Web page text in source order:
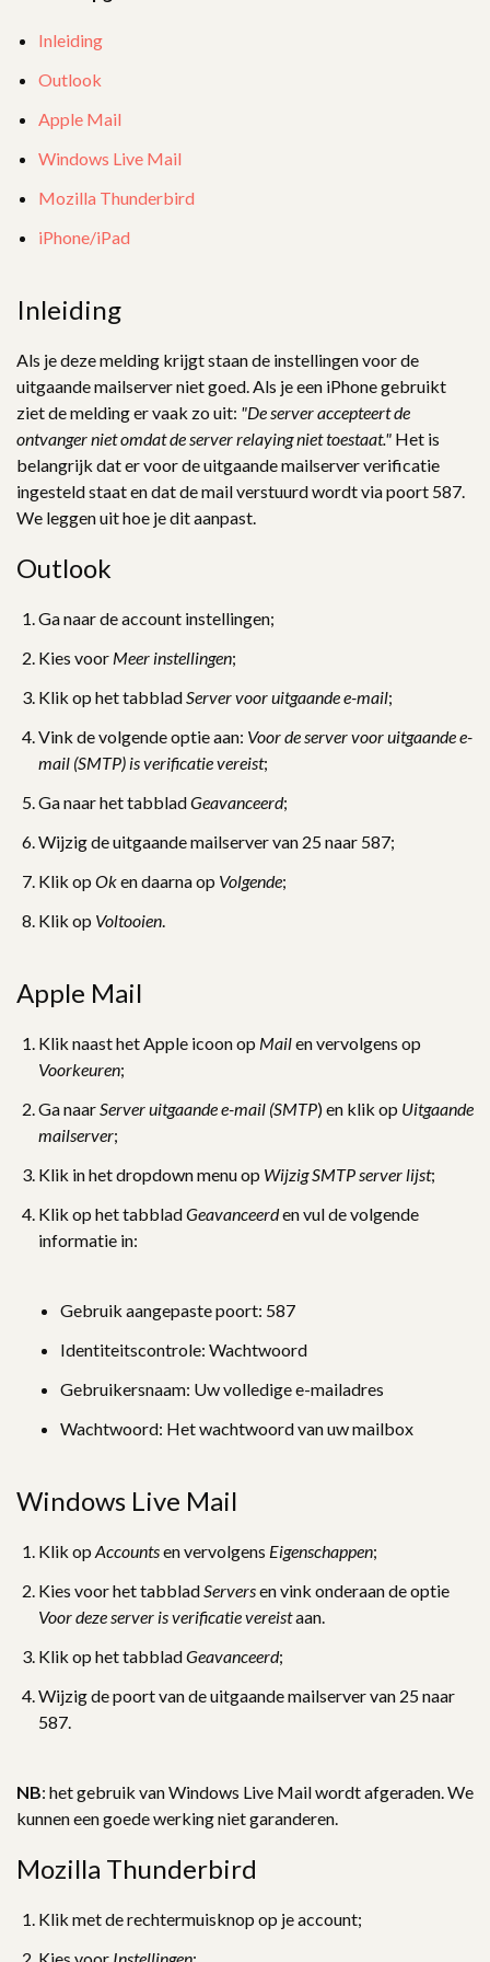
Inleiding
Outlook
Apple Mail
Windows Live Mail
Mozilla Thunderbird
iPhone/iPad
Inleiding
Als je deze melding krijgt staan de instellingen voor de
uitgaande mailserver niet goed. Als je een iPhone gebruikt
ziet de melding er vaak zo uit: "De server accepteert de
ontvanger niet omdat de server relaying niet toestaat." Het is
belangrijk dat er voor de uitgaande mailserver verificatie
ingesteld staat en dat de mail verstuurd wordt via poort 587.
We leggen uit hoe je dit aanpast.
Outlook
Ga naar de account instellingen;
Kies voor Meer instellingen;
Klik op het tabbladServer voor uitgaande e-mail;
Vink de volgende optie aan: Voor de server voor uitgaande e-
mail (SMTP) is verificatie vereist;
Ga naar het tabbladGeavanceerd;
Wijzig de uitgaande mailserver van 25 naar 587;
Klik op Oken daarna op Volgende;
Klik op Voltooien.
Apple Mail
Klik naast het Apple icoon op Mailen vervolgens op
Voorkeuren;
Ga naarServer uitgaande e-mail (SMTP) en klik op Uitgaande
mailserver;
Klik in het dropdown menu op Wijzig SMTP server lijst;
Klik op het tabbladGeavanceerden vul de volgende
informatie in:
Gebruik aangepaste poort: 587
Identiteitscontrole: Wachtwoord
Gebruikersnaam: Uw volledige e-mailadres
Wachtwoord: Het wachtwoord van uw mailbox
Windows Live Mail
Klik op Accountsen vervolgens Eigenschappen;
Kies voor het tabbladServersen vink onderaan de optie
Voor deze server is verificatie vereistaan.
Klik op het tabbladGeavanceerd;
Wijzig de poort van de uitgaande mailserver van 25 naar
587.
NB: het gebruik van Windows Live Mail wordt afgeraden. We
kunnen een goede werking niet garanderen.
Mozilla Thunderbird
Klik met de rechtermuisknop op je account;